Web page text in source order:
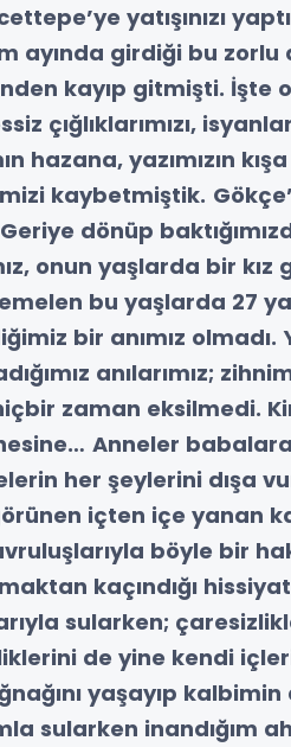
yatışınızı
ayında girdiği bu zorlu
kayıp gitmişti. İşte
çığlıklarımızı,
hazana, yazımızın
kaybetmiştik.
dönüp
onun yaşlarda bir
bu yaşlarda 27
bir anımız olmadı.
anılarımız;
zaman eksilmedi.
Anneler
her şeylerini dışa
içten içe yanan
böyle bir
kaçındığı
sularken;
de yine kendi
yaşayıp kalbimin
sularken inandığım